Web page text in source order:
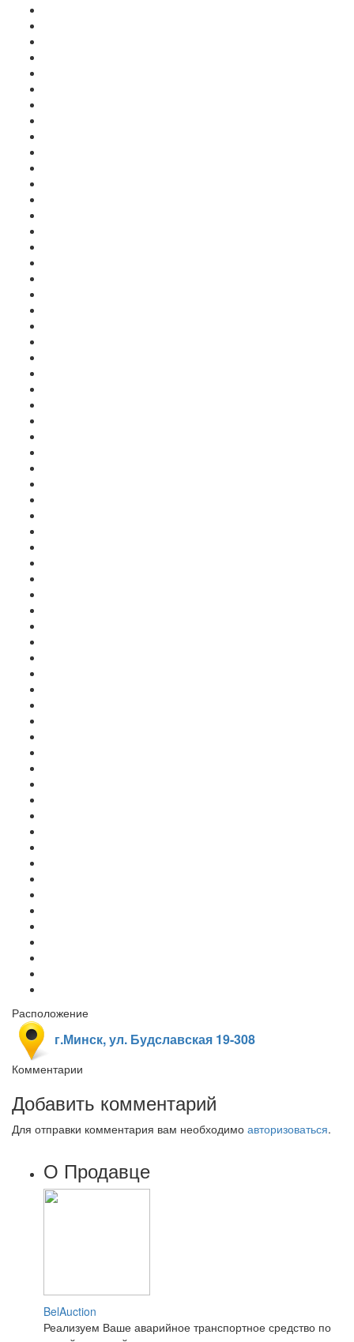
Расположение
г.Минск, ул. Будславская 19-308
Комментарии
Добавить комментарий
Для отправки комментария вам необходимо авторизоваться.
О Продавце
BelAuction
Реализуем Ваше аварийное транспортное средство по